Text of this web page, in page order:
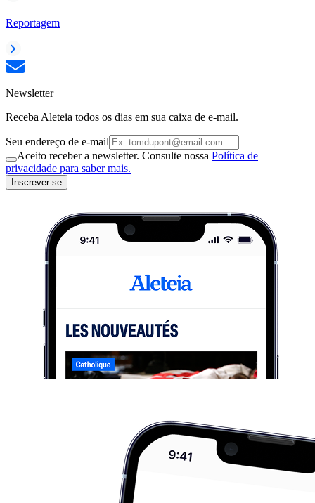
Reportagem
Newsletter
Receba Aleteia todos os dias em sua caixa de e-mail.
Seu endereço de e-mail
Aceito receber a newsletter. Consulte nossa Política de
privacidade para saber mais.
Inscrever-se